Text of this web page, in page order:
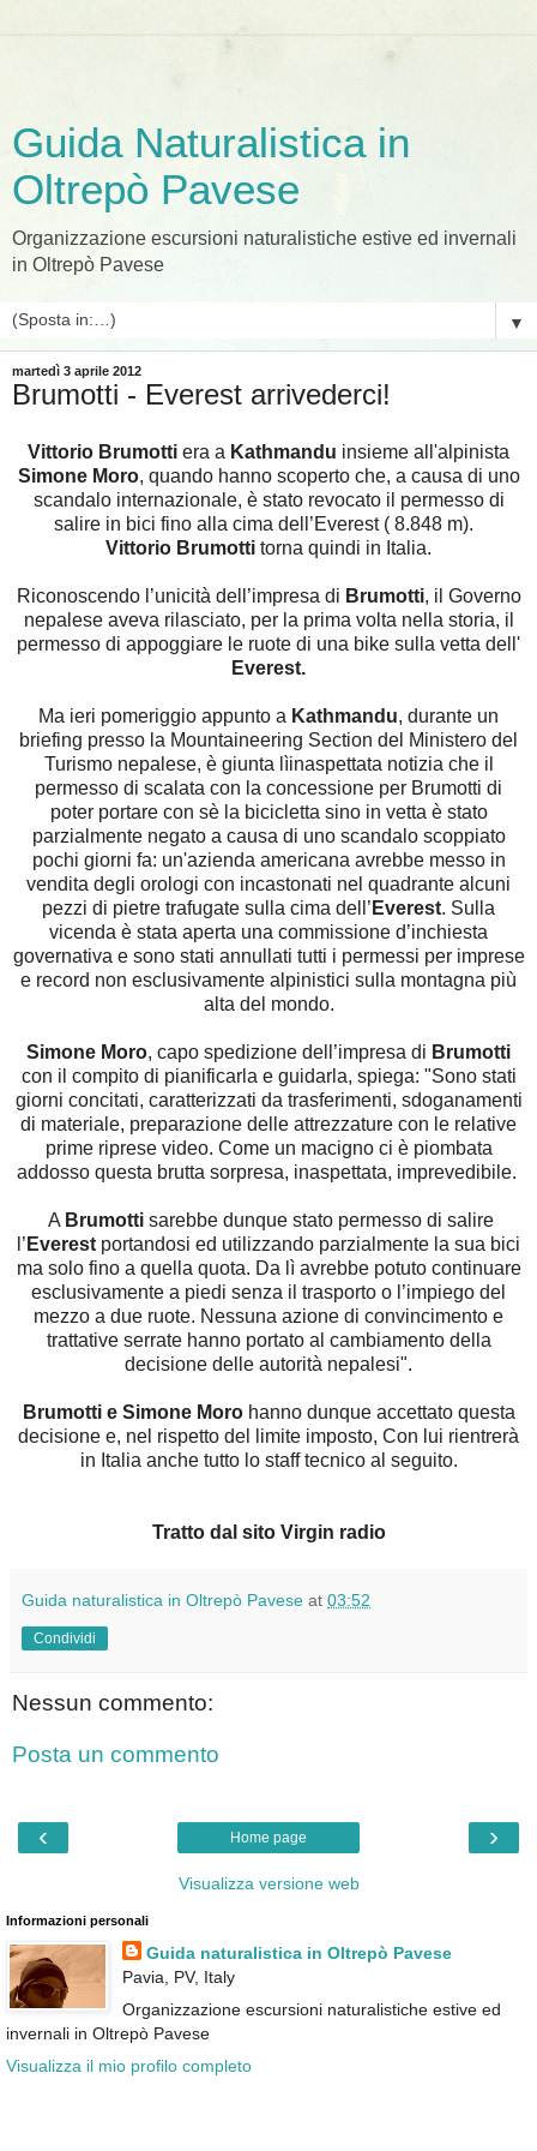
Guida Naturalistica in
Oltrepò Pavese
Organizzazione escursioni naturalistiche estive ed invernali
in Oltrepò Pavese
▼
martedì 3 aprile 2012
Brumotti - Everest arrivederci!
Vittorio Brumotti era a Kathmandu insieme all'alpinista
Simone Moro, quando hanno scoperto che, a causa di uno
scandalo internazionale, è stato revocato il permesso di
salire in bici fino alla cima dell’Everest ( 8.848 m).
Vittorio Brumotti torna quindi in Italia.
Riconoscendo l’unicità dell’impresa di Brumotti, il Governo
nepalese aveva rilasciato, per la prima volta nella storia, il
permesso di appoggiare le ruote di una bike sulla vetta dell'
Everest.
Ma ieri pomeriggio appunto a Kathmandu, durante un
briefing presso la Mountaineering Section del Ministero del
Turismo nepalese, è giunta lìinaspettata notizia che il
permesso di scalata con la concessione per Brumotti di
poter portare con sè la bicicletta sino in vetta è stato
parzialmente negato a causa di uno scandalo scoppiato
pochi giorni fa: un'azienda americana avrebbe messo in
vendita degli orologi con incastonati nel quadrante alcuni
pezzi di pietre trafugate sulla cima dell’ Everest. Sulla
vicenda è stata aperta una commissione d’inchiesta
governativa e sono stati annullati tutti i permessi per imprese
e record non esclusivamente alpinistici sulla montagna più
alta del mondo.
Simone Moro, capo spedizione dell’impresa di Brumotti
con il compito di pianificarla e guidarla, spiega: "Sono stati
giorni concitati, caratterizzati da trasferimenti, sdoganamenti
di materiale, preparazione delle attrezzature con le relative
prime riprese video. Come un macigno ci è piombata
addosso questa brutta sorpresa, inaspettata, imprevedibile.
A Brumotti sarebbe dunque stato permesso di salire
l’ Everest portandosi ed utilizzando parzialmente la sua bici
ma solo fino a quella quota. Da lì avrebbe potuto continuare
esclusivamente a piedi senza il trasporto o l’impiego del
mezzo a due ruote. Nessuna azione di convincimento e
trattative serrate hanno portato al cambiamento della
decisione delle autorità nepalesi".
Brumotti e Simone Morohanno dunque accettato questa
decisione e, nel rispetto del limite imposto, Con lui rientrerà
in Italia anche tutto lo staff tecnico al seguito.
Tratto dal sito Virgin radio
Guida naturalistica in Oltrepò Pavese at 03:52
Condividi
Nessun commento:
Posta un commento
‹ ›
Home page
Visualizza versione web
Informazioni personali
Guida naturalistica in Oltrepò Pavese
Pavia, PV, Italy
Organizzazione escursioni naturalistiche estive ed
invernali in Oltrepò Pavese
Visualizza il mio profilo completo